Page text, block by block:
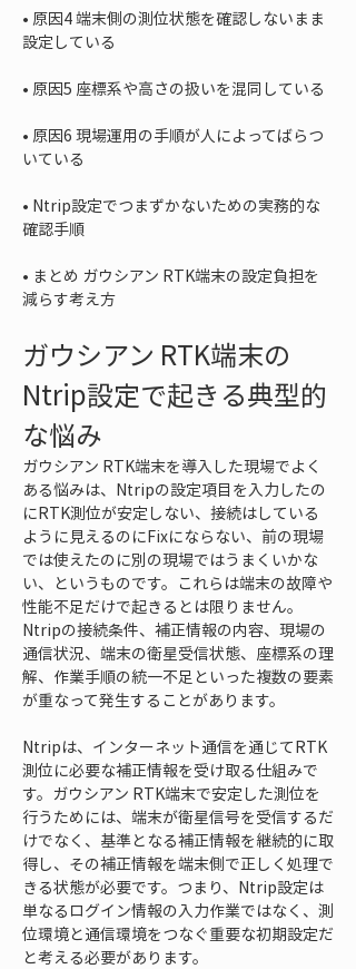
• 原因4 端末側の測位状態を確認しないまま
•
• 原因6 現場運用の手順が人によってばらつ
• Ntrip設定でつまずかないための実務的な
• まとめ ガウシアン RTK端末の設定負担を
減らす考え方
ガウシアン RTK端末の
Ntrip設定で起きる典型的
な悩み
ガウシアン RTK端末を導入した現場でよく
ある悩みは、Ntripの設定項目を入力したの
にRTK測位が安定しない、接続はしている
ように見えるのにFixにならない、前の現場
では使えたのに別の現場ではうまくいかな
い、というものです。これらは端末の故障や
性能不足だけで起きるとは限りません。
Ntripの接続条件、補正情報の内容、現場の
通信状況、端末の衛星受信状態、座標系の理
解、作業手順の統一不足といった複数の要素
が重なって発生することがあります。
Ntripは、インターネット通信を通じてRTK
測位に必要な補正情報を受け取る仕組みで
す。ガウシアン RTK端末で安定した測位を
行うためには、端末が衛星信号を受信するだ
けでなく、基準となる補正情報を継続的に取
得し、その補正情報を端末側で正しく処理で
きる状態が必要です。つまり、Ntrip設定は
単なるログイン情報の入力作業ではなく、測
位環境と通信環境をつなぐ重要な初期設定だ
と考える必要があります。